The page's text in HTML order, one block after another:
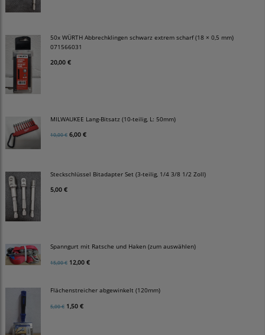
50x WÜRTH Abbrechklingen schwarz extrem scharf (18 × 0,5 mm)
071566031
20,00 €
MILWAUKEE Lang-Bitsatz (10-teilig, L: 50mm)
10,00 € 6,00 €
Steckschlüssel Bitadapter Set (3-teilig, 1/4 3/8 1/2 Zoll)
5,00 €
Spanngurt mit Ratsche und Haken (zum auswählen)
15,00 € 12,00 €
Flächenstreicher abgewinkelt (120mm)
5,00 € 1,50 €